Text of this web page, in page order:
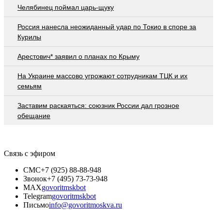
Челябинец поймал царь-щуку
Россия нанесла неожиданный удар по Токио в споре за
Курилы
Арестович* заявил о планах по Крыму
На Украине массово угрожают сотрудникам ТЦК и их
семьям
Заставим раскаяться: союзник России дал грозное
обещание
Связь с эфиром
СМС+7 (925) 88-88-948
Звонок+7 (495) 73-73-948
MAXgovoritmskbot
Telegramgovoritmskbot
Письмоinfo@govoritmoskva.ru